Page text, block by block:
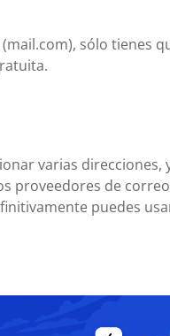
sólo tienes
varias direcciones,
proveedores de
puedes